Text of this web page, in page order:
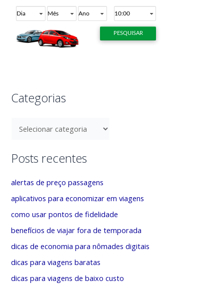
Categorias
t
g
o
Posts recentes
alertas de preço passagens
aplicativos para economizar em viagens
como usar pontos de fidelidade
benefícios de viajar fora de temporada
dicas de economia para nômades digitais
dicas para viagens baratas
dicas para viagens de baixo custo